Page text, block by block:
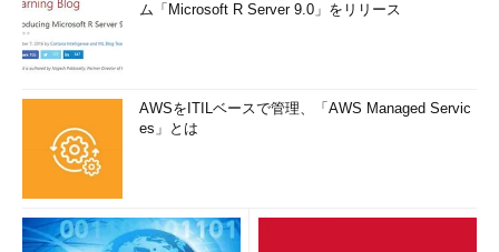
ム「Microsoft R Server 9.0」をリリース
AWSをITILベースで管理、「AWS Managed Servic
es」とは